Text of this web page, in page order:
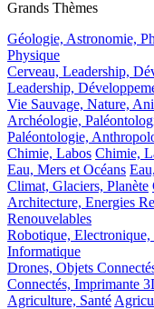
Grands Thèmes
Géologie, Astronomie,
Physique
Cerveau, Leadership,
Leadership,
Vie Sauvage, Nature,
Archéologie,
Paléontologie,
Chimie, Labos Chimie,
Eau, Mers et Océans
Climat, Glaciers, Planète
Architecture, Energies
Renouvelables
Robotique,
Informatique
Drones, Objets
Connectés, Imprimante
Agriculture, Santé